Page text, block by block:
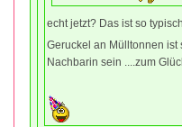
echt jetzt? Das ist so
Geruckel an Mülltonnen ist
Nachbarin sein ....zum